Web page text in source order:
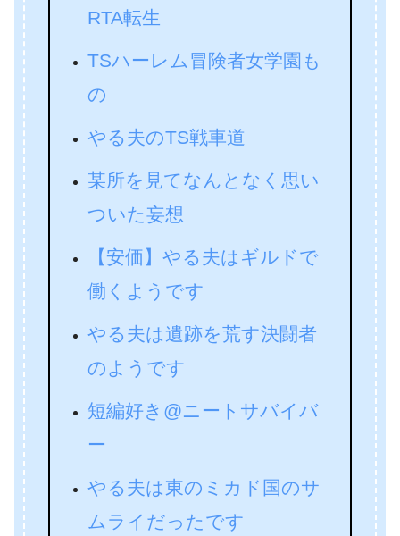
RTA転生
TSハーレム冒険者女学園も
の
やる夫のTS戦車道
某所を見てなんとなく思い
ついた妄想
【安価】やる夫はギルドで
働くようです
やる夫は遺跡を荒す決闘者
のようです
短編好き@ニートサバイバ
ー
やる夫は東のミカド国のサ
ムライだったです